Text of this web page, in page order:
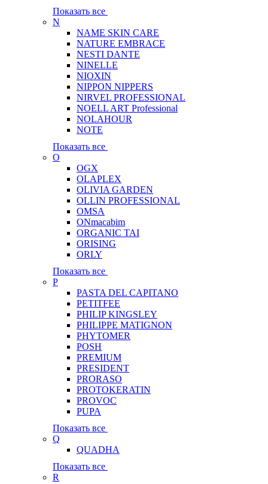
Показать все
N
NAME SKIN CARE
NATURE EMBRACE
NESTI DANTE
NINELLE
NIOXIN
NIPPON NIPPERS
NIRVEL PROFESSIONAL
NOELL ART Professional
NOLAHOUR
NOTE
Показать все
O
OGX
OLAPLEX
OLIVIA GARDEN
OLLIN PROFESSIONAL
OMSA
ONmacabim
ORGANIC TAI
ORISING
ORLY
Показать все
P
PASTA DEL CAPITANO
PETITFEE
PHILIP KINGSLEY
PHILIPPE MATIGNON
PHYTOMER
POSH
PREMIUM
PRESIDENT
PRORASO
PROTOKERATIN
PROVOC
PUPA
Показать все
Q
QUADHA
Показать все
R